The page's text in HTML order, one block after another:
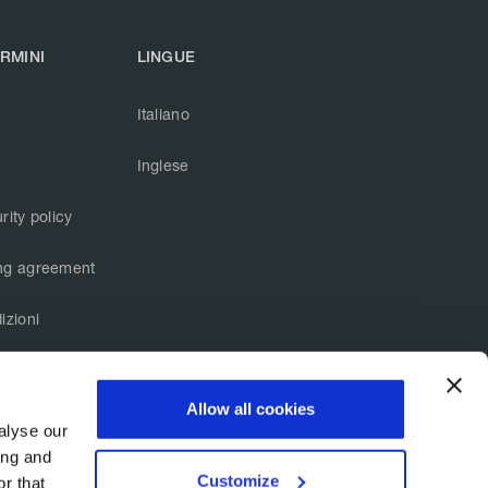
our
and
that
Allow all cookies
Customize
policy
agreement
LINGUE
Italiano
Inglese